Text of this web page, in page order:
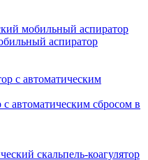
аспиратор
автоматическим сбросом в